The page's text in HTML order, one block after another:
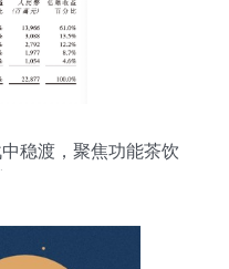
稳渡，聚焦功能茶饮